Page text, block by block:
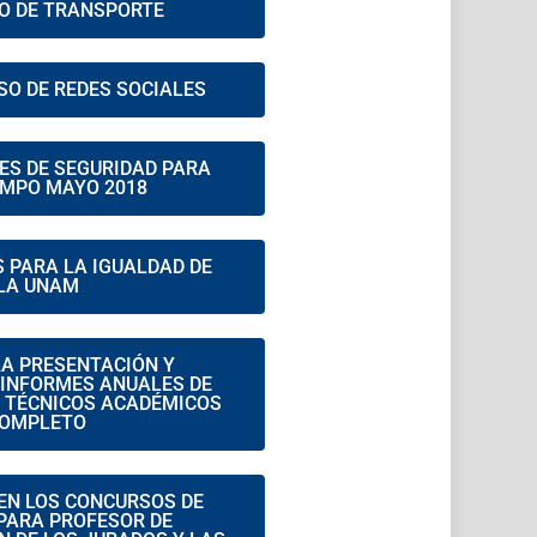
DE TRANSPORTE
DE REDES SOCIALES
DE SEGURIDAD PARA
MAYO 2018
PARA LA IGUALDAD DE
UNAM
PRESENTACIÓN Y
ANUALES DE
ACADÉMICOS
LOS CONCURSOS DE
PROFESOR DE